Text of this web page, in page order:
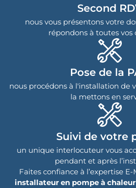
Second
nous vous présentons votre
répondons à toutes vos
Pose de la
nous procédons à l'installation de
la mettons en
Suivi de votre
un unique interlocuteur vous
pendant et après
Faites confiance à l’expertise
installateur en pompe à